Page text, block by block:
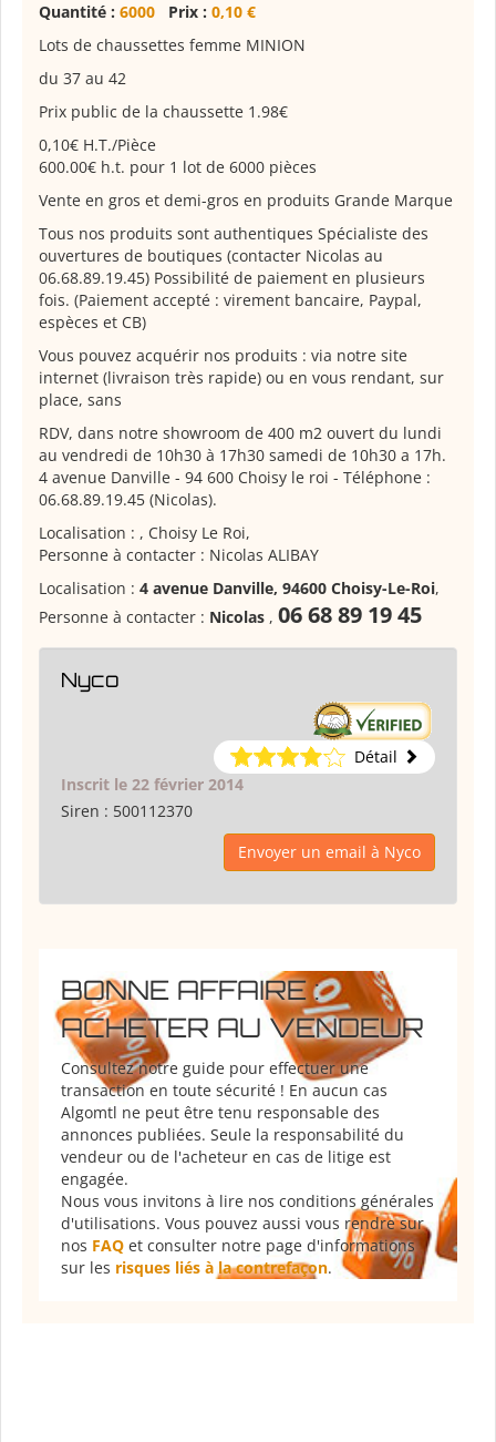
Quantité : 6000 Prix : 0,10 €
Lots de chaussettes femme MINION
du 37 au 42
Prix public de la chaussette 1.98€
0,10€ H.T./Pièce
600.00€ h.t. pour 1 lot de 6000 pièces
Vente en gros et demi-gros en produits Grande Marque
Tous nos produits sont authentiques Spécialiste des
ouvertures de boutiques (contacter Nicolas au
06.68.89.19.45) Possibilité de paiement en plusieurs
fois. (Paiement accepté : virement bancaire, Paypal,
espèces et CB)
Vous pouvez acquérir nos produits : via notre site
internet (livraison très rapide) ou en vous rendant, sur
place, sans
RDV, dans notre showroom de 400 m2 ouvert du lundi
au vendredi de 10h30 à 17h30 samedi de 10h30 a 17h.
4 avenue Danville - 94 600 Choisy le roi - Téléphone :
06.68.89.19.45 (Nicolas).
Localisation : , Choisy Le Roi,
Personne à contacter : Nicolas ALIBAY
Localisation : 4 avenue Danville, 94600 Choisy-Le-Roi,
Personne à contacter : Nicolas , 06 68 89 19 45
Nyco
Détail
Inscrit le 22 février 2014
Siren : 500112370
Envoyer un email à Nyco
BONNE AFFAIRE :
ACHETER AU VENDEUR
Consultez notre guide pour effectuer une
transaction en toute sécurité ! En aucun cas
Algomtl ne peut être tenu responsable des
annonces publiées. Seule la responsabilité du
vendeur ou de l'acheteur en cas de litige est
engagée.
Nous vous invitons à lire nos conditions générales
d'utilisations. Vous pouvez aussi vous rendre sur
nos FAQ et consulter notre page d'informations
sur les risques liés à la contrefaçon.